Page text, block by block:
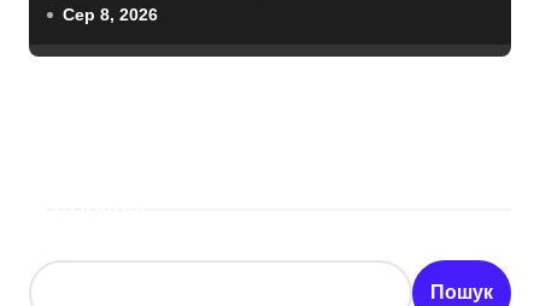
ініціативи підтримки освіти:
Сер 8, 2026
Пошук